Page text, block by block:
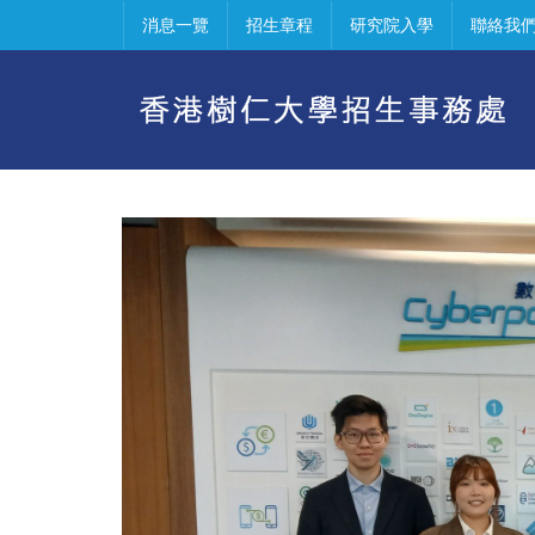
消息一覽 招生章程 研究院入學 聯絡我